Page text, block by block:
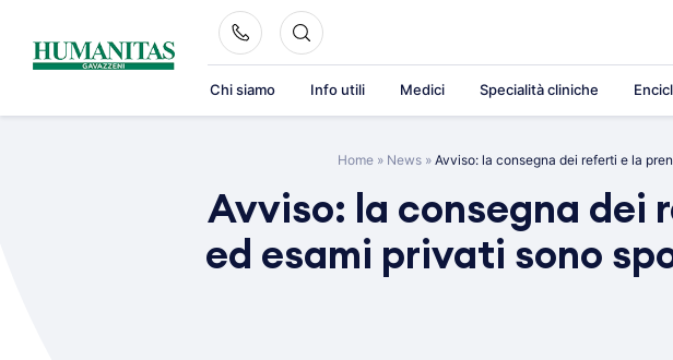
content
Chi siamo Info utili Medici Specialità cliniche
Home» News» Avviso: la consegna dei referti e la
Avviso: la consegna dei
ed esami privati sono